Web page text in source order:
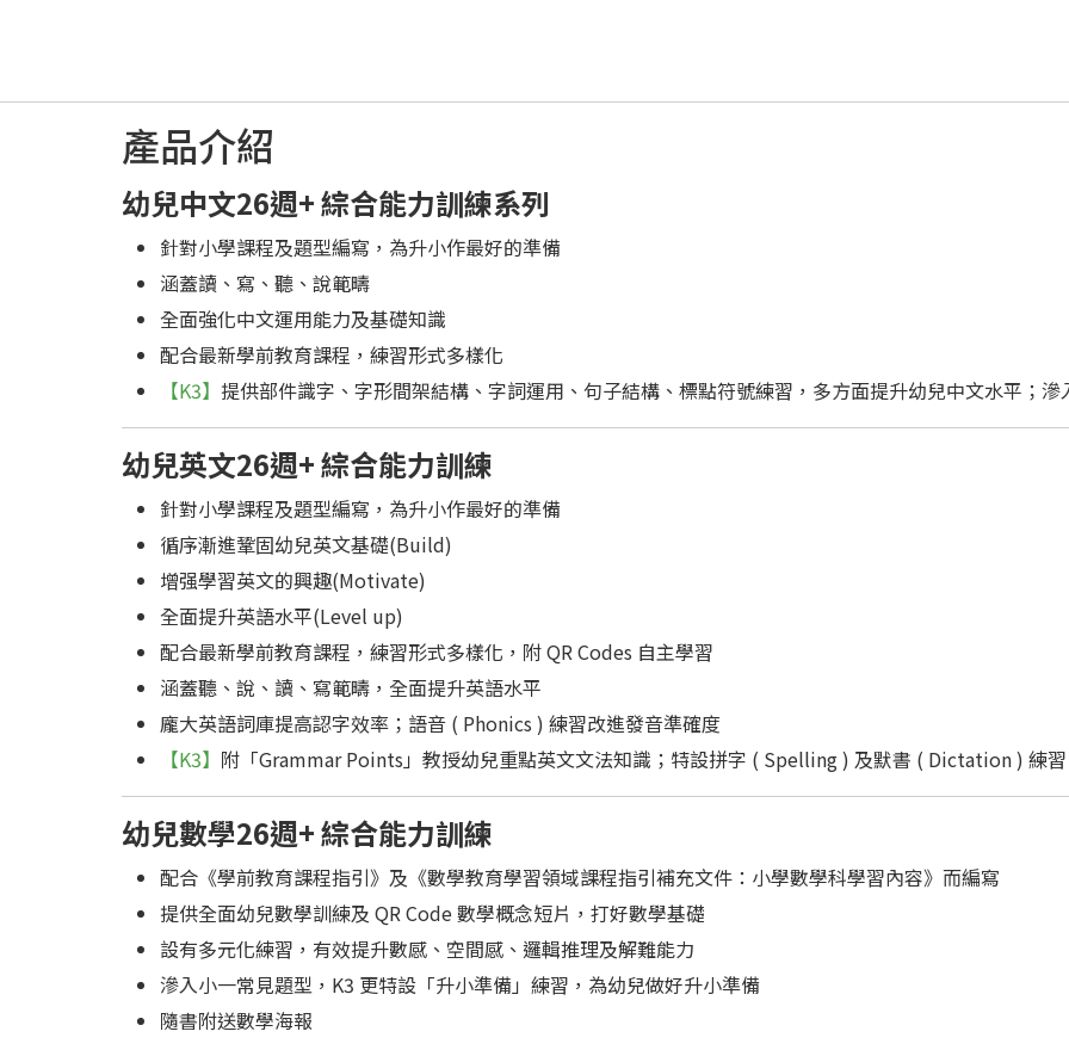
產品介紹
幼兒中文26週+ 綜合能力訓練系列
針對小學課程及題型編寫，為升小作最好的準備
涵蓋讀、寫、聽、說範疇
全面強化中文運用能力及基礎知識
配合最新學前教育課程，練習形式多樣化
【K3】 提供部件識字、字形間架結構、字詞運用、句子結構、標點符號練習，多方面提升幼兒中文水平； 滲
幼兒英文26週+ 綜合能力訓練
針對小學課程及題型編寫，為升小作最好的準備
循序漸進鞏固幼兒英文基礎(Build)
增强學習英文的興趣(Motivate)
全面提升英語水平(Level up)
配合最新學前教育課程，練習形式多樣化，附 QR Codes 自主學習
涵蓋聽、說、讀、寫範疇，全面提升英語水平
龐大英語詞庫提高認字效率；語音 ( Phonics ) 練習改進發音準確度
【K3】 附「Grammar Points」教授幼兒重點英文文法知識； 特設拼字 ( Spelling ) 及默書 ( Dictation ) 練
幼兒數學26週+ 綜合能力訓練
配合《學前教育課程指引》及《數學教育學習領域課程指引補充文件：小學數學科學習內容》而編寫
提供全面幼兒數學訓練及 QR Code 數學概念短片，打好數學基礎
設有多元化練習，有效提升數感、空間感、邏輯推理及解難能力
滲入小一常見題型，K3 更特設「升小準備」練習，為幼兒做好升小準備
隨書附送數學海報